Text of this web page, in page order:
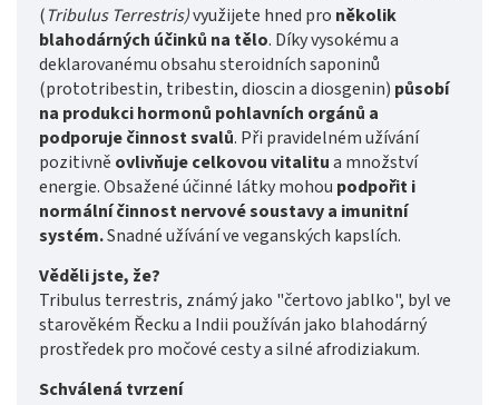
(Tribulus Terrestris)využijete hned pro několik
blahodárných účinků na tělo. Díky vysokému a
deklarovanému obsahu steroidních saponinů
(prototribestin, tribestin, dioscin a diosgenin) působí
na produkci hormonů pohlavních orgánů a
podporuje činnost svalů. Při pravidelném užívání
pozitivně ovlivňuje celkovou vitalitua množství
energie. Obsažené účinné látky mohou podpořit i
normální činnost nervové soustavy a imunitní
systém.Snadné užívání ve veganských kapslích.
Věděli jste, že?
Tribulus terrestris, známý jako "čertovo jablko", byl ve
starověkém Řecku a Indii používán jako blahodárný
prostředek pro močové cesty a silné afrodiziakum.
Schválená tvrzení